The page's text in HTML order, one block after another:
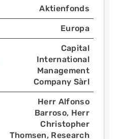
Aktienfonds
Europa
Capital
International
Management
Company Sàrl
Herr Alfonso
Barroso, Herr
Christopher
Thomsen, Research